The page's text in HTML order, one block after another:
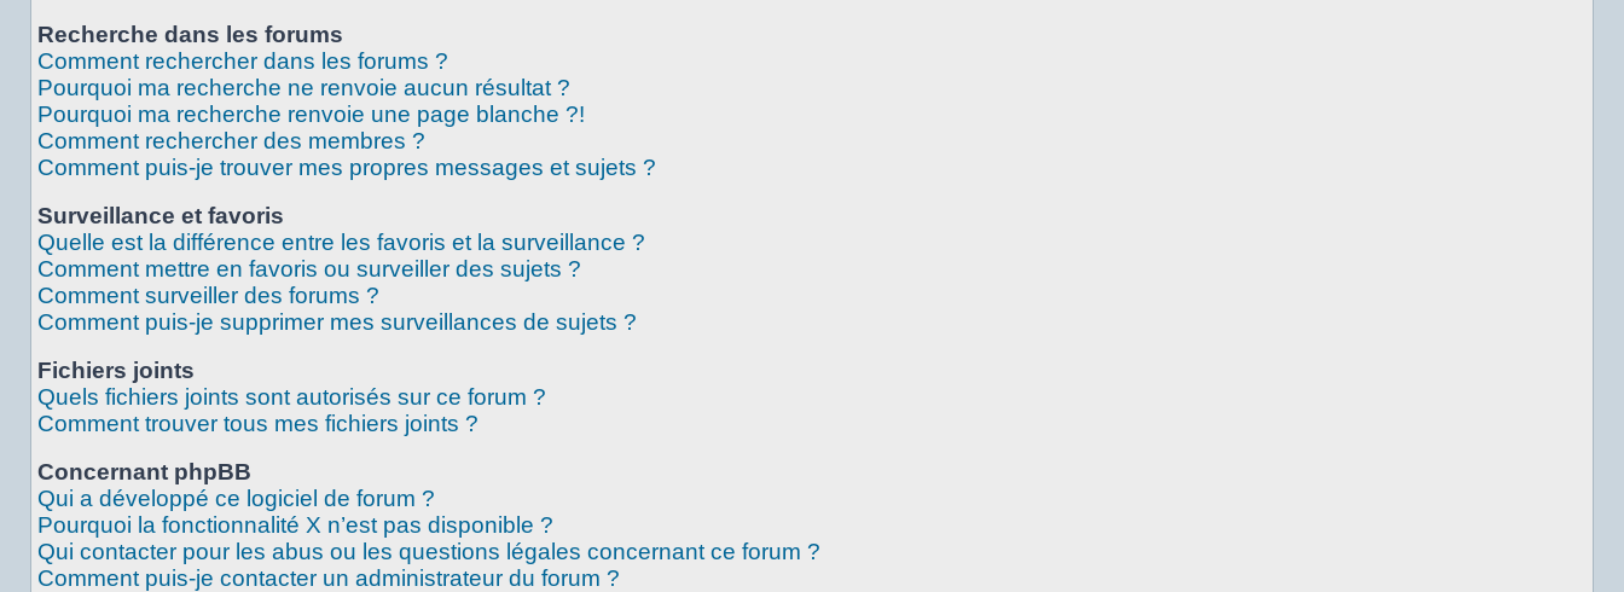
Recherche dans les forums
Comment rechercher dans les forums ?
Pourquoi ma recherche ne renvoie aucun résultat ?
Pourquoi ma recherche renvoie une page blanche ?!
Comment rechercher des membres ?
Comment puis-je trouver mes propres messages et sujets ?
Surveillance et favoris
Quelle est la différence entre les favoris et la surveillance ?
Comment mettre en favoris ou surveiller des sujets ?
Comment surveiller des forums ?
Comment puis-je supprimer mes surveillances de sujets ?
Fichiers joints
Quels fichiers joints sont autorisés sur ce forum ?
Comment trouver tous mes fichiers joints ?
Concernant phpBB
Qui a développé ce logiciel de forum ?
Pourquoi la fonctionnalité X n’est pas disponible ?
Qui contacter pour les abus ou les questions légales concernant ce forum ?
Comment puis-je contacter un administrateur du forum ?